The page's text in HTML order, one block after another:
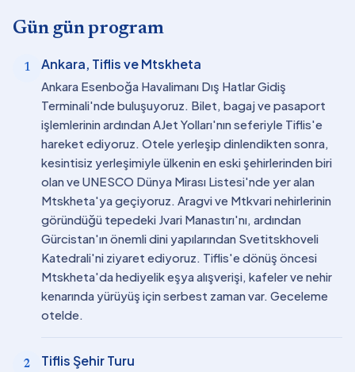
Gün gün program
1 Ankara, Tiflis ve Mtskheta
Ankara Esenboğa Havalimanı Dış Hatlar Gidiş
Terminali'nde buluşuyoruz. Bilet, bagaj ve pasaport
işlemlerinin ardından AJet Yolları'nın seferiyle Tiflis'e
hareket ediyoruz. Otele yerleşip dinlendikten sonra,
kesintisiz yerleşimiyle ülkenin en eski şehirlerinden biri
olan ve UNESCO Dünya Mirası Listesi'nde yer alan
Mtskheta'ya geçiyoruz. Aragvi ve Mtkvari nehirlerinin
göründüğü tepedeki Jvari Manastırı'nı, ardından
Gürcistan'ın önemli dini yapılarından Svetitskhoveli
Katedrali'ni ziyaret ediyoruz. Tiflis'e dönüş öncesi
Mtskheta'da hediyelik eşya alışverişi, kafeler ve nehir
kenarında yürüyüş için serbest zaman var. Geceleme
otelde.
2 Tiflis Şehir Turu